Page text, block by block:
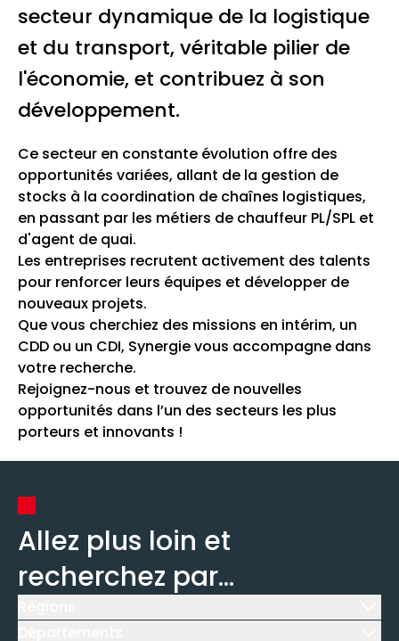
secteur dynamique de la logistique
et du transport, véritable pilier de
l'économie, et contribuez à son
développement.
Ce secteur en constante évolution offre des
opportunités variées, allant de la gestion de
stocks à la coordination de chaînes logistiques,
en passant par les métiers de chauffeur PL/SPL et
d'agent de quai.
Les entreprises recrutent activement des talents
pour renforcer leurs équipes et développer de
nouveaux projets.
Que vous cherchiez des missions en intérim, un
CDD ou un CDI, Synergie vous accompagne dans
votre recherche.
Rejoignez-nous et trouvez de nouvelles
opportunités dans l’un des secteurs les plus
porteurs et innovants !
Allez plus loin et
recherchez par...